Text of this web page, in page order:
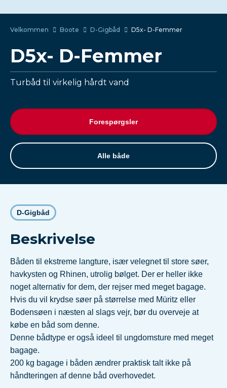
Velkommen Boote D-Gigbåd D5x- D-Femmer
D5x- D-Femmer
Turbåd til virkelig hårdt vand
Forespørgsler
Alle både
D-Gigbåd
Beskrivelse
Båden til ekstreme langture, især velegnet til store søer,
havkysten og Rhinen, utrolig bølget. Der er heller ikke
noget alternativ for dem, der rejser med meget bagage.
Hvis du vil krydse søer på størrelse med Müritz eller
Bodensøen i næsten al slags vejr, bør du overveje at
købe en båd som denne.
Denne bådtype er også ideel til ungdomsture med meget
bagage.
200 kg bagage i båden ændrer praktisk talt ikke på
håndteringen af denne båd overhovedet.